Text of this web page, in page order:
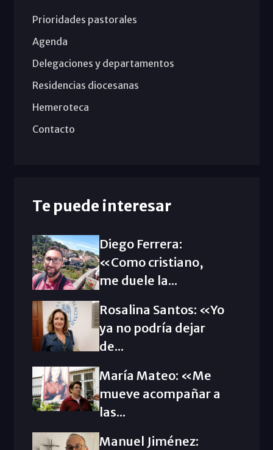
Prioridades pastorales
Agenda
Delegaciones y departamentos
Residencias diocesanas
Hemeroteca
Contacto
Te puede interesar
Diego Ferrera:
«Como cristiano,
me duele la...
Rosalina Santos: «Yo
ya no podría dejar
de...
María Mateo: «Me
mueve acompañar a
las...
Manuel Jiménez: